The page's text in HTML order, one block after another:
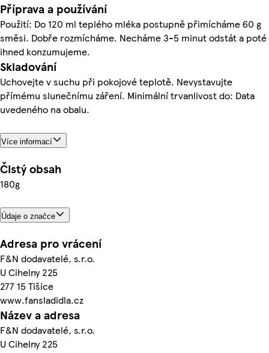
Příprava a používání
Použití: Do 120 ml teplého mléka postupně přimícháme 60 g
směsi. Dobře rozmícháme. Necháme 3-5 minut odstát a poté
ihned konzumujeme.
Skladování
Uchovejte v suchu při pokojové teplotě. Nevystavujte
přímému slunečnímu záření. Minimální trvanlivost do: Data
uvedeného na obalu.
Více informací
Čistý obsah
180g
Údaje o značce
Adresa pro vrácení
F&N dodavatelé, s.r.o.
U Cihelny 225
277 15 Tišice
www.fansladidla.cz
Název a adresa
F&N dodavatelé, s.r.o.
U Cihelny 225